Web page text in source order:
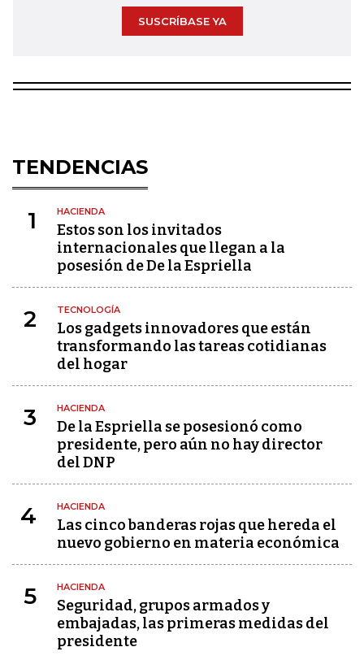
SUSCRÍBASE YA
TENDENCIAS
1 HACIENDA
Estos son los invitados
internacionales que llegan a la
posesión de De la Espriella
2 TECNOLOGÍA
Los gadgets innovadores que están
transformando las tareas cotidianas
del hogar
3 HACIENDA
De la Espriella se posesionó como
presidente, pero aún no hay director
del DNP
4 HACIENDA
Las cinco banderas rojas que hereda el
nuevo gobierno en materia económica
5 HACIENDA
Seguridad, grupos armados y
embajadas, las primeras medidas del
presidente